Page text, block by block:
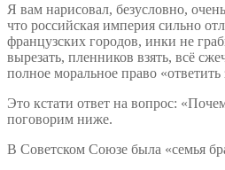
Я вам нарисовал, безусловно,
что российская империя сильно
французских городов, инки не
вырезать, пленников взять, всё
полное моральное право
Это кстати ответ на вопрос:
поговорим ниже.
В Советском Союзе была «семья